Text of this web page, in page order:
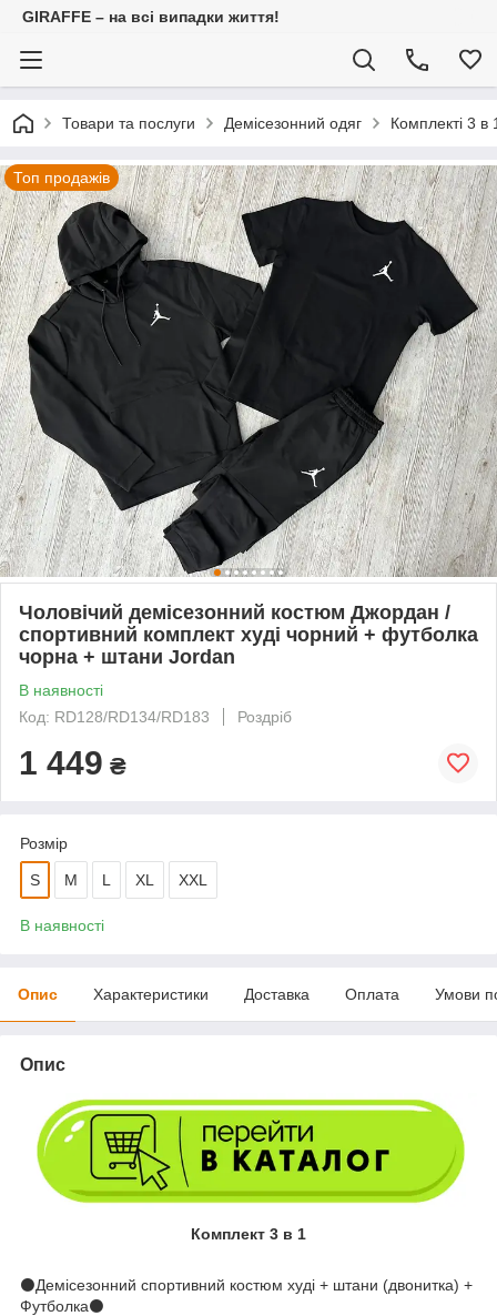
GIRAFFE – на всі випадки життя!
Товари та послуги Демісезонний одяг Комплекті 3 в
Топ продажів
Чоловічий демісезонний костюм Джордан /
спортивний комплект худі чорний + футболка
чорна + штани Jordan
В наявності
Код: RD128/RD134/RD183
Роздріб
1 449 ₴
Розмір
S M L XL XXL
В наявності
Опис Характеристики Доставка Оплата Умови
Опис
Комплект 3 в 1
⚫️Демісезонний спортивний костюм худі + штани (двонитка) +
Футболка⚫️